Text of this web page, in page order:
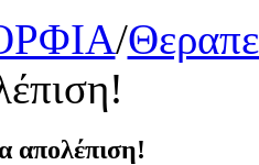
/
απολέπιση!